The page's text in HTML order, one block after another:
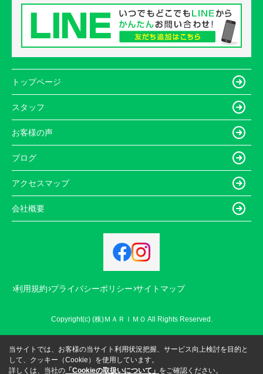
トップページ
スタッフ
お客様の声
ブログ
アクセスマップ
会社概要
利用規約 プライバシーポリシー サイトマップ
Copyright(c) (株)ＭＡＲＩＭＯ All Rights Reserved.
当サイトでは、お客様の当サイト利用状況把握、サービス向上検討を目的と
して、クッキー（Cookie）を使用しています。
詳しくは、当社の 「Cookieの取扱いについて」 をご確認ください。